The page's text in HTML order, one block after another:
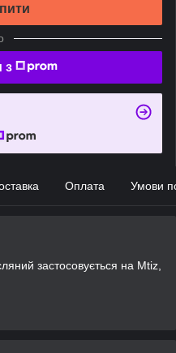
з
Оплата Умови
застосовується на Mtiz,